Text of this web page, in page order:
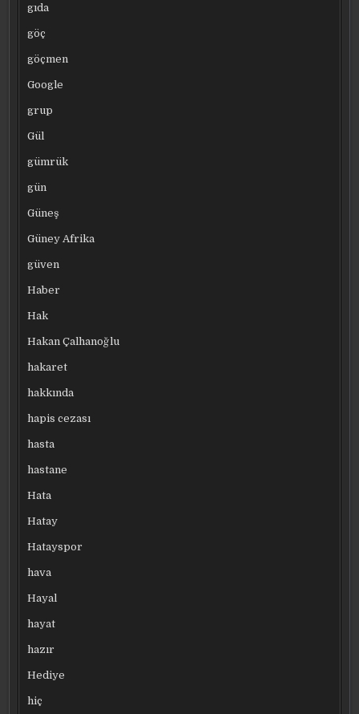
gıda
göç
göçmen
Google
grup
Gül
gümrük
gün
Güneş
Güney Afrika
güven
Haber
Hak
Hakan Çalhanoğlu
hakaret
hakkında
hapis cezası
hasta
hastane
Hata
Hatay
Hatayspor
hava
Hayal
hayat
hazır
Hediye
hiç